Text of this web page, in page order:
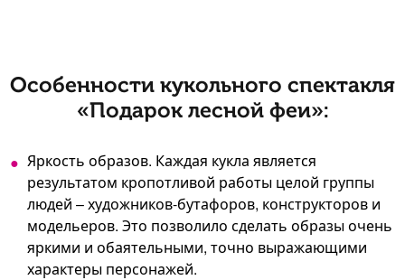
Особенности кукольного спектакля
«Подарок лесной феи»:
Яркость образов. Каждая кукла является
результатом кропотливой работы целой группы
людей – художников-бутафоров, конструкторов и
модельеров. Это позволило сделать образы очень
яркими и обаятельными, точно выражающими
характеры персонажей.